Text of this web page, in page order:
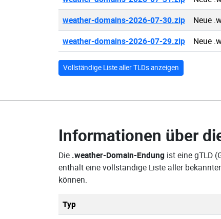
weather-domains-2026-07-30.zip Neue
weather-domains-2026-07-29.zip Neue
Vollständige Liste aller TLDs anzeigen
Informationen über
Die .weather-Domain-Endung ist eine gTLD
enthält eine vollständige Liste aller
können.
Typ